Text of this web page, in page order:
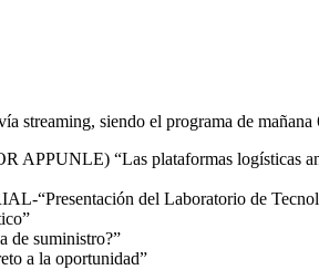
streaming, siendo el programa de
“Las plataformas logísticas
del Laboratorio de
de suministro?”
a la oportunidad”